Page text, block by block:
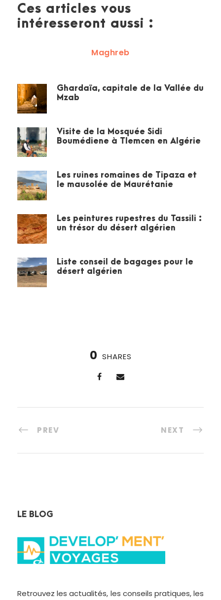
Ces articles vous
intéresseront aussi :
Maghreb
Ghardaïa, capitale de la Vallée du
Mzab
Visite de la Mosquée Sidi
Boumédiene à Tlemcen en Algérie
Les ruines romaines de Tipaza et
le mausolée de Maurétanie
Les peintures rupestres du Tassili :
un trésor du désert algérien
Liste conseil de bagages pour le
désert algérien
0 SHARES
PREV NEXT
LE BLOG
Retrouvez les actualités, les conseils pratiques, les